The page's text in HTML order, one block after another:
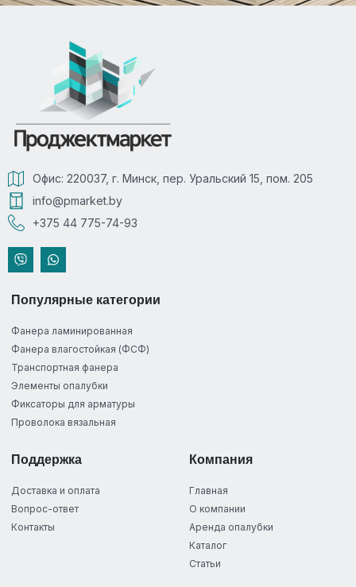
Офис: 220037, г. Минск, пер. Уральский 15, пом. 205
info@pmarket.by
+375 44 775-74-93
Популярные категории
Фанера ламинированная
Фанера влагостойкая (ФСФ)
Транспортная фанера
Элементы опалубки
Фиксаторы для арматуры
Проволока вязальная
Поддержка
Доставка и оплата
Вопрос-ответ
Контакты
Компания
Главная
О компании
Аренда опалубки
Каталог
Статьи